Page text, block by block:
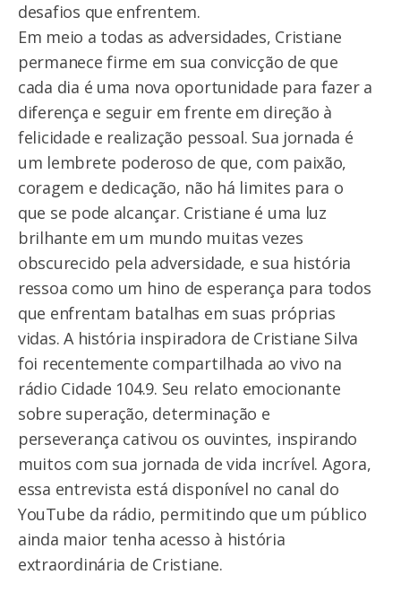
desafios que enfrentem.
Em meio a todas as adversidades, Cristiane
permanece firme em sua convicção de que
cada dia é uma nova oportunidade para fazer a
diferença e seguir em frente em direção à
felicidade e realização pessoal. Sua jornada é
um lembrete poderoso de que, com paixão,
coragem e dedicação, não há limites para o
que se pode alcançar. Cristiane é uma luz
brilhante em um mundo muitas vezes
obscurecido pela adversidade, e sua história
ressoa como um hino de esperança para todos
que enfrentam batalhas em suas próprias
vidas. A história inspiradora de Cristiane Silva
foi recentemente compartilhada ao vivo na
rádio Cidade 104.9. Seu relato emocionante
sobre superação, determinação e
perseverança cativou os ouvintes, inspirando
muitos com sua jornada de vida incrível. Agora,
essa entrevista está disponível no canal do
YouTube da rádio, permitindo que um público
ainda maior tenha acesso à história
extraordinária de Cristiane.